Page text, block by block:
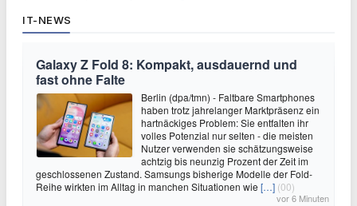
IT-NEWS
Galaxy Z Fold 8: Kompakt, ausdauernd und
fast ohne Falte
Berlin (dpa/tmn) - Faltbare Smartphones
haben trotz jahrelanger Marktpräsenz ein
hartnäckiges Problem: Sie entfalten ihr
volles Potenzial nur selten - die meisten
Nutzer verwenden sie schätzungsweise
achtzig bis neunzig Prozent der Zeit im
geschlossenen Zustand. Samsungs bisherige Modelle der Fold-
Reihe wirkten im Alltag in manchen Situationen wie […] (00)
vor 6 Minuten